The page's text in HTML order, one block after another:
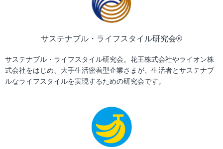
サステナブル・ライフスタイル研究会®︎
サステナブル・ライフスタイル研究会。花王株式会社やライオン株
式会社をはじめ、大手生活密着型企業さまが、生活者とサステナブ
ルなライフスタイルを実現するための研究会です。